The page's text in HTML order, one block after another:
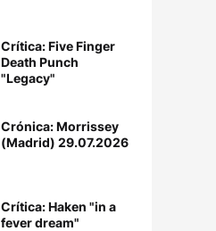
Crítica: Five Finger
Death Punch
"Legacy"
Crónica: Morrissey
(Madrid) 29.07.2026
Crítica: Haken "in a
fever dream"